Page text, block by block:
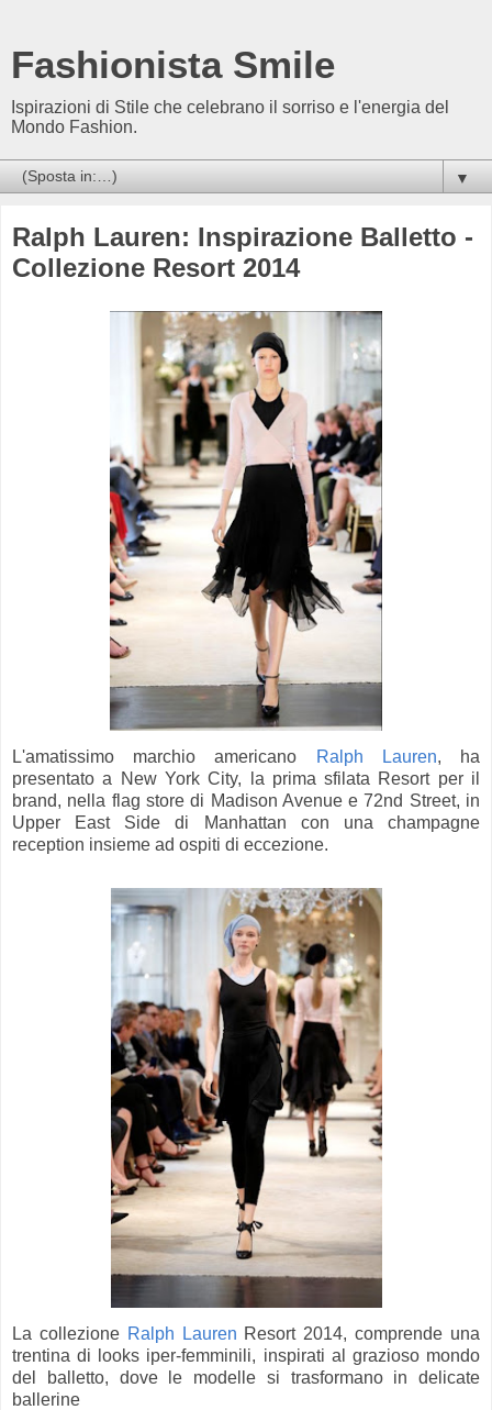
Fashionista Smile
Ispirazioni di Stile che celebrano il sorriso e l'energia del
Mondo Fashion.
▼
Ralph Lauren: Inspirazione Balletto -
Collezione Resort 2014
L'amatissimo marchio americano Ralph Lauren, ha
presentato a New York City, la prima sfilata Resort per il
brand, nella flag store di Madison Avenue e 72nd Street, in
Upper East Side di Manhattan con una champagne
reception insieme ad ospiti di eccezione.
La collezione Ralph Lauren Resort 2014, comprende una
trentina di looks iper-femminili, inspirati al grazioso mondo
del balletto, dove le modelle si trasformano in delicate
ballerine